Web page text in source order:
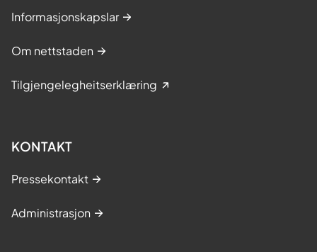
Informasjonskapslar
Om nettstaden
Tilgjengelegheitserklæring
KONTAKT
Pressekontakt
Administrasjon